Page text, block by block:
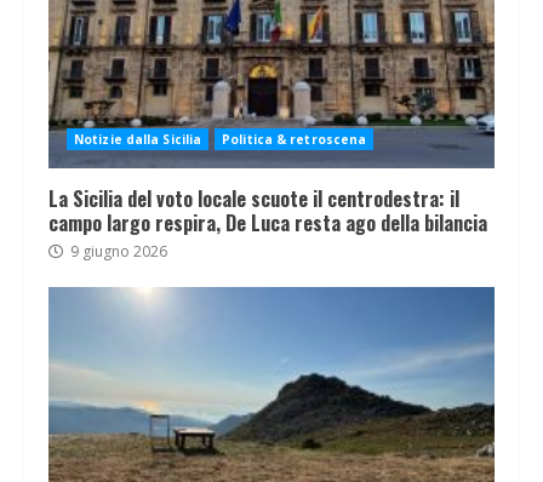
Notizie dalla Sicilia Politica & retroscena
La Sicilia del voto locale scuote il centrodestra: il
campo largo respira, De Luca resta ago della bilancia
9 giugno 2026